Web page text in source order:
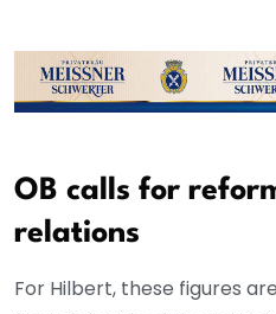
OB calls for
relations
For Hilbert, these figures